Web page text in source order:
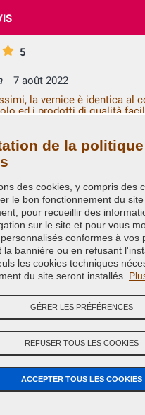
5
7 août 2022
la vernice è identica al
ed i prodotti di qualità
GUIDÉE DE COULEUR DE
Voiture
de la
des cookies, y compris des
le bon fonctionnement du
pour recueillir des
sur le site et pour vous
conformes à vos
la bannière ou en refusant
les cookies techniques
du site seront installés.
GÉRER LES PRÉFÉRENCES
REFUSER TOUS LES COOKIES
ACCEPTER TOUS LES COOKIES